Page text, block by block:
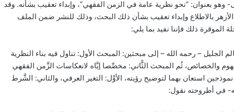
وهو بعنوان: “نحو نظرية عامة في الزمن الفقهي”، وإبداء تعقيب بشأنه. وقد
بالاطلاع وإبداء تعقيب بشأن ذلك البحث، وذلك للنشر ضمن الملف
الموقرة ذلك فإننا نفيد بما يلي:
– رحمه الله – إلى مبحثين: المبحث الأول: تناول فيه بناء النظرية
والخصائص، ثُم المبحث الثًّاني: مخصِّصا إيَّاه لانعكاسات الزَّمن الفقهي
استعان بهما لتوضيح رؤيته، الأوَّل: التغير العرفي، والثاني: الشَّرط
في أطروحته نقول: